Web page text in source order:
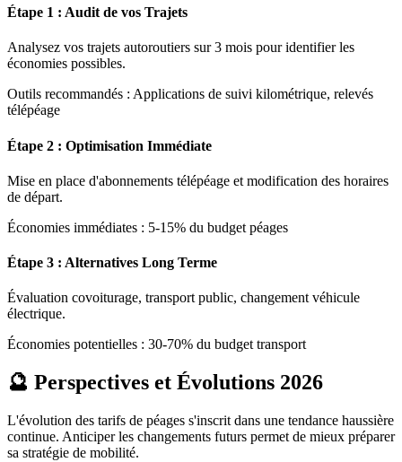
Étape 1 : Audit de vos Trajets
Analysez vos trajets autoroutiers sur 3 mois pour identifier les
économies possibles.
Outils recommandés : Applications de suivi kilométrique, relevés
télépéage
Étape 2 : Optimisation Immédiate
Mise en place d'abonnements télépéage et modification des horaires
de départ.
Économies immédiates : 5-15% du budget péages
Étape 3 : Alternatives Long Terme
Évaluation covoiturage, transport public, changement véhicule
électrique.
Économies potentielles : 30-70% du budget transport
🔮 Perspectives et Évolutions 2026
L'évolution des tarifs de péages s'inscrit dans une tendance haussière
continue. Anticiper les changements futurs permet de mieux préparer
sa stratégie de mobilité.